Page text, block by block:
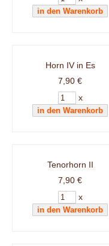
Horn IV in Es
7,90 €
x
Tenorhorn II
7,90 €
x